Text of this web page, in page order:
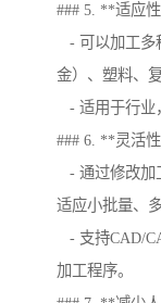
### 5. **适应
- 可以加工多
金）、塑料、
- 适用于行业
### 6. **灵活
- 通过修改加
适应小批量、
- 支持CAD/
加工程序。